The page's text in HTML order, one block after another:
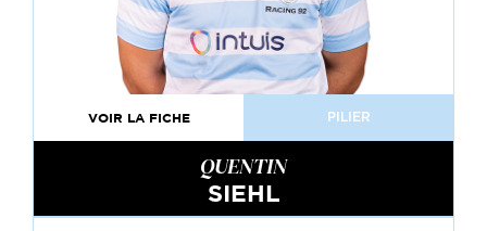
VOIR LA FICHE PILIER
QUENTIN
SIEHL